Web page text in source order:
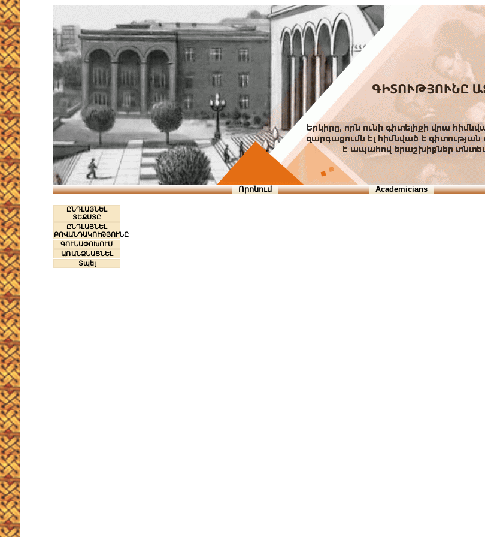
Որոնում Academicians
ԸՆԴԼԱՅՆԵԼ
ՏԵՔՍՏԸ
ԸՆԴԼԱՅՆԵԼ
ԲՈՎԱՆԴԱԿՈՒԹՅՈՒՆԸ
ԳՈՒՆԱՓՈԽՈՒՄ
ԱՌԱՆՁՆԱՑՆԵԼ
Տպել